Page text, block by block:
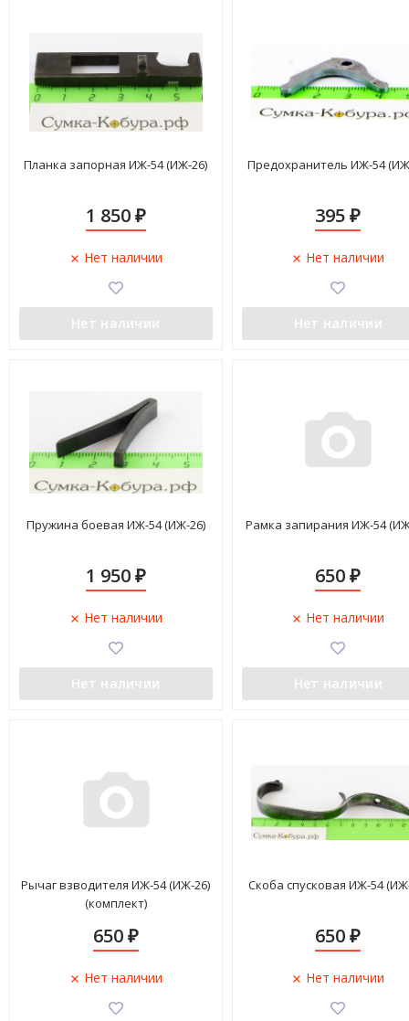
Планка запорная ИЖ-54 (ИЖ-26)
1 850 ₽
Нет наличии
Нет наличии
Предохранитель ИЖ-54
395₽
Нет наличии
Нет наличии
Пружина боевая ИЖ-54 (ИЖ-26)
1 950 ₽
Нет наличии
Нет наличии
Рамка запирания ИЖ-54
650₽
Нет наличии
Нет наличии
Рычаг взводителя ИЖ-54 (ИЖ-26)
(комплект)
650 ₽
Нет наличии
Скоба спусковая ИЖ-54
650₽
Нет наличии